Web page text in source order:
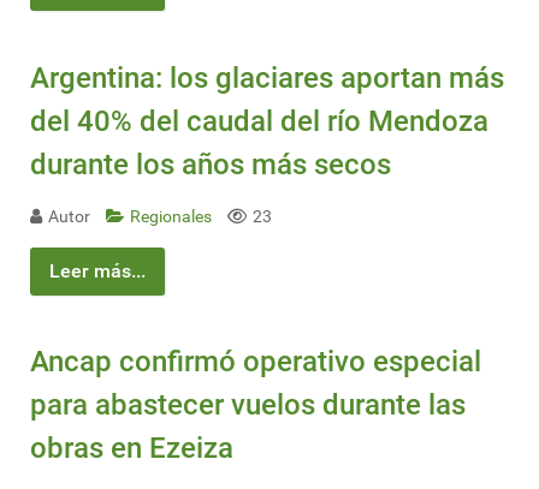
Argentina: los glaciares aportan más
del 40% del caudal del río Mendoza
durante los años más secos
Autor Regionales 23
Leer más...
Ancap confirmó operativo especial
para abastecer vuelos durante las
obras en Ezeiza